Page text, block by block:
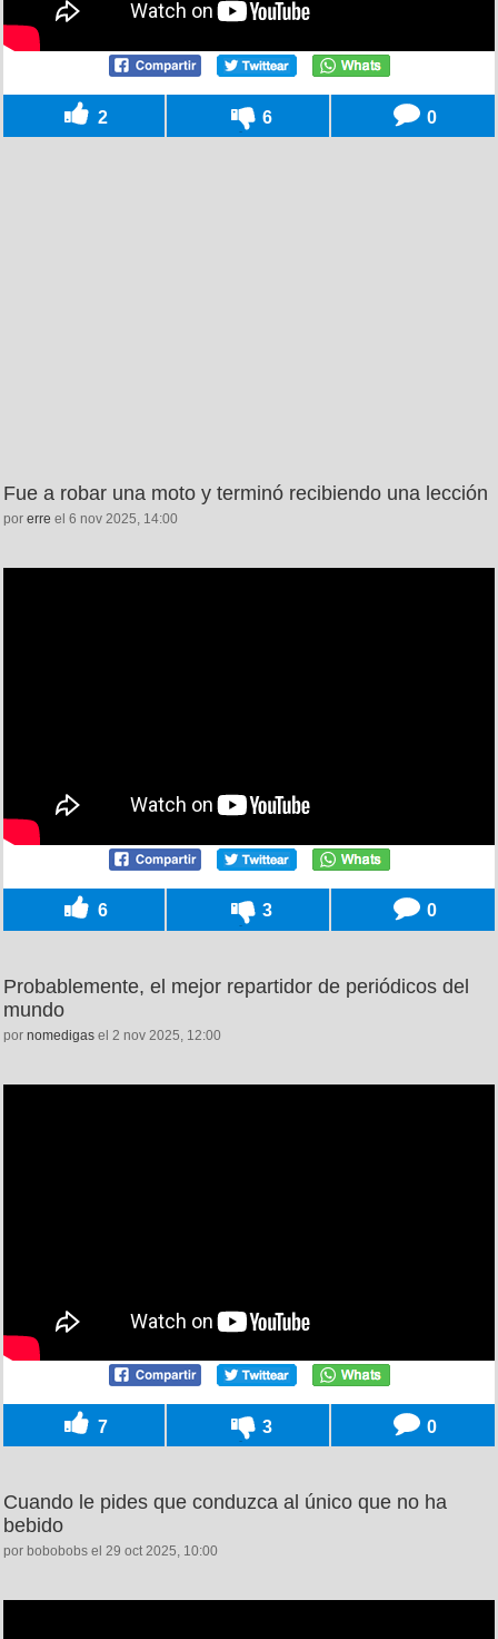
2 6 0
Fue a robar una moto y terminó recibiendo una lección
por erre el 6 nov 2025, 14:00
6 3 0
Probablemente, el mejor repartidor de periódicos del
mundo
por nomedigas el 2 nov 2025, 12:00
7 3 0
Cuando le pides que conduzca al único que no ha
bebido
por bobobobs el 29 oct 2025, 10:00